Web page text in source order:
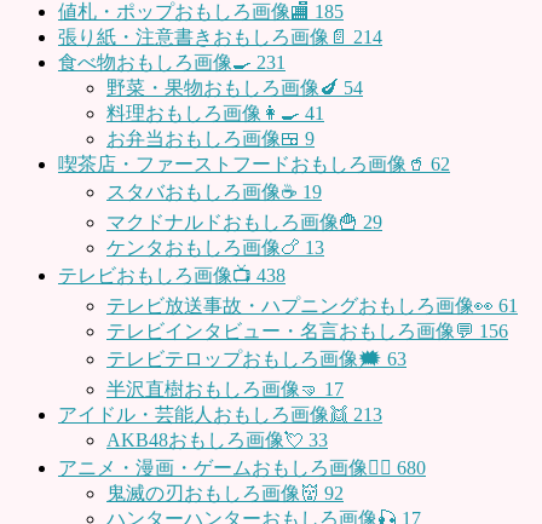
値札・ポップおもしろ画像🏬 185
張り紙・注意書きおもしろ画像📄 214
食べ物おもしろ画像🍳 231
野菜・果物おもしろ画像🍆 54
料理おもしろ画像👩‍🍳 41
お弁当おもしろ画像🍱 9
喫茶店・ファーストフードおもしろ画像🥤 62
スタバおもしろ画像☕️ 19
マクドナルドおもしろ画像🍟 29
ケンタおもしろ画像🍗 13
テレビおもしろ画像📺 438
テレビ放送事故・ハプニングおもしろ画像👀 61
テレビインタビュー・名言おもしろ画像💬 156
テレビテロップおもしろ画像🗯 63
半沢直樹おもしろ画像🤜 17
アイドル・芸能人おもしろ画像👯 213
AKB48おもしろ画像💘 33
アニメ・漫画・ゲームおもしろ画像🧚‍♀️ 680
鬼滅の刃おもしろ画像👹 92
ハンターハンターおもしろ画像🎣 17